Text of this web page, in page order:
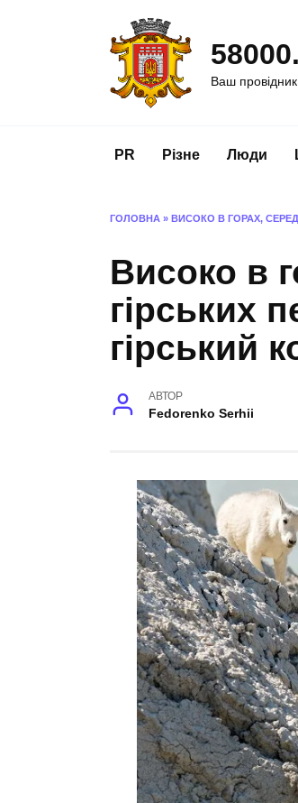
Ваш провідник
PR Різне Люди
ГОЛОВНА » ВИСОКО В ГОРАХ,
Високо в
гірських
гірський
АВТОР
Fedorenko Serhii